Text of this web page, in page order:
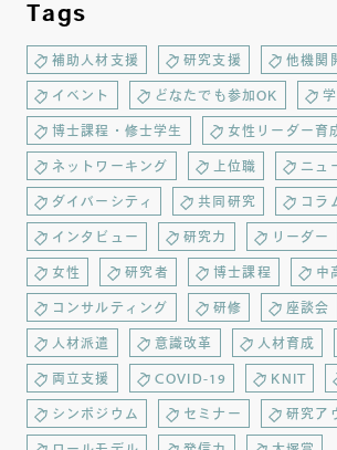
Tags
補助人材支援 研究支援 他機関
イベント どなたでも参加OK
博士課程・修士学生 女性リーダー育
ネットワーキング 上位職 ニュ
ダイバーシティ 共同研究 コラ
インタビュー 研究力 リーダー
女性 研究者 博士課程 中
コンサルティング 研修 座談会
人材派遣 意識改革 人材育成
両立支援 COVID-19 KNIT
シンポジウム セミナー 研究ア